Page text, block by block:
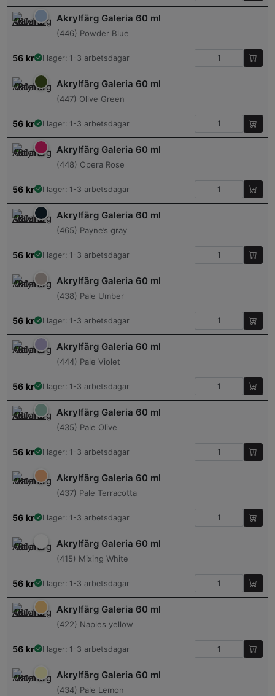
Akrylfärg Galeria 60 ml
(446) Powder Blue
56 kr I lager: 1-3 arbetsdagar
Akrylfärg Galeria 60 ml
(447) Olive Green
56 kr I lager: 1-3 arbetsdagar
Akrylfärg Galeria 60 ml
(448) Opera Rose
56 kr I lager: 1-3 arbetsdagar
Akrylfärg Galeria 60 ml
(465) Payne’s gray
56 kr I lager: 1-3 arbetsdagar
Akrylfärg Galeria 60 ml
(438) Pale Umber
56 kr I lager: 1-3 arbetsdagar
Akrylfärg Galeria 60 ml
(444) Pale Violet
56 kr I lager: 1-3 arbetsdagar
Akrylfärg Galeria 60 ml
(435) Pale Olive
56 kr I lager: 1-3 arbetsdagar
Akrylfärg Galeria 60 ml
(437) Pale Terracotta
56 kr I lager: 1-3 arbetsdagar
Akrylfärg Galeria 60 ml
(415) Mixing White
56 kr I lager: 1-3 arbetsdagar
Akrylfärg Galeria 60 ml
(422) Naples yellow
56 kr I lager: 1-3 arbetsdagar
Akrylfärg Galeria 60 ml
(434) Pale Lemon